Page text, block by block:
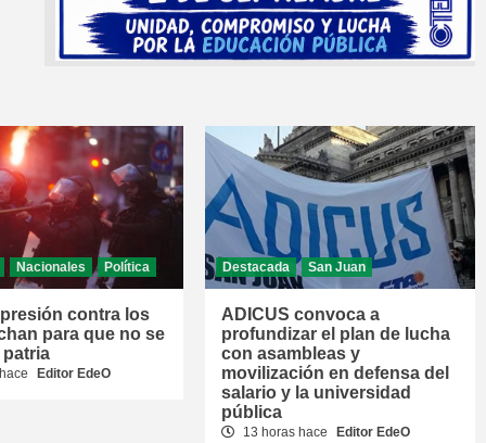
Nacionales Política
contra los
para que no se
patria
Editor EdeO
Destacada San Juan
ADICUS convoca a
profundizar el plan de lucha
con asambleas y
movilización en defensa del
salario y la universidad
pública
13 horas hace Editor EdeO